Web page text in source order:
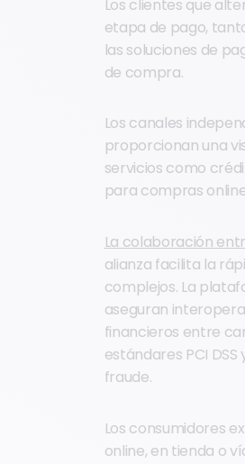
Los clientes que
etapa de pago,
las soluciones de
de compra.
Los canales
proporcionan una
servicios como
para compras
La colaboración
alianza facilita la
complejos. La
aseguran
financieros entre
estándares PCI
fraude.
Los consumidores
online, en tienda o